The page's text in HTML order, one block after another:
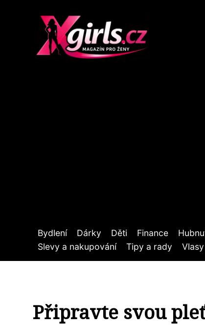
Bydlení Dárky Děti Finance
Slevy a nakupování
Tipy a rady
Připravte svou